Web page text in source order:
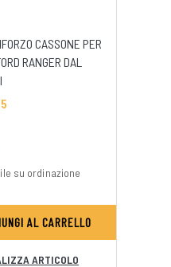
CASSONE PER
RANGER DAL
su ordinazione
AL CARRELLO
ARTICOLO